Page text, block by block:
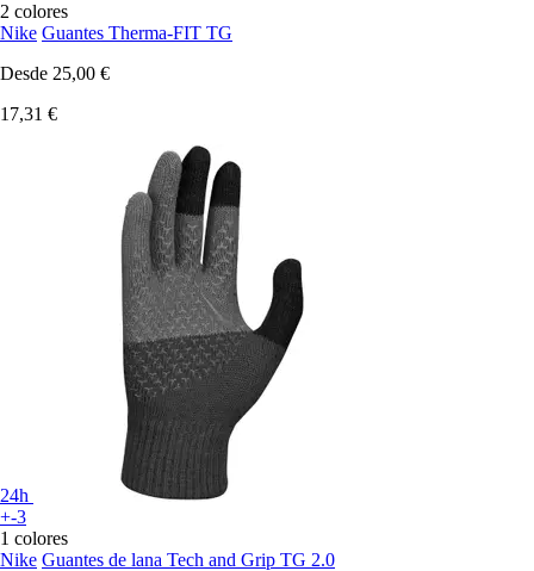
2 colores
Nike Guantes Therma-FIT TG
Desde 25,00 €
17,31 €
24h
+-3
1 colores
Nike Guantes de lana Tech and Grip TG 2.0